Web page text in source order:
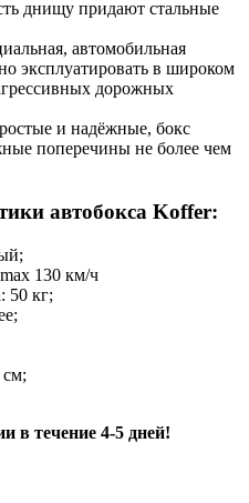
днищу придают стальные
автомобильная
эксплуатировать в широком
дорожных
и надёжные, бокс
поперечины не более чем
автобокса Koffer:
130 км/ч
50 кг;
в течение 4-5 дней!